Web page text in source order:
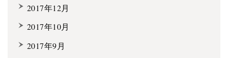
2017年12月
2017年10月
2017年9月